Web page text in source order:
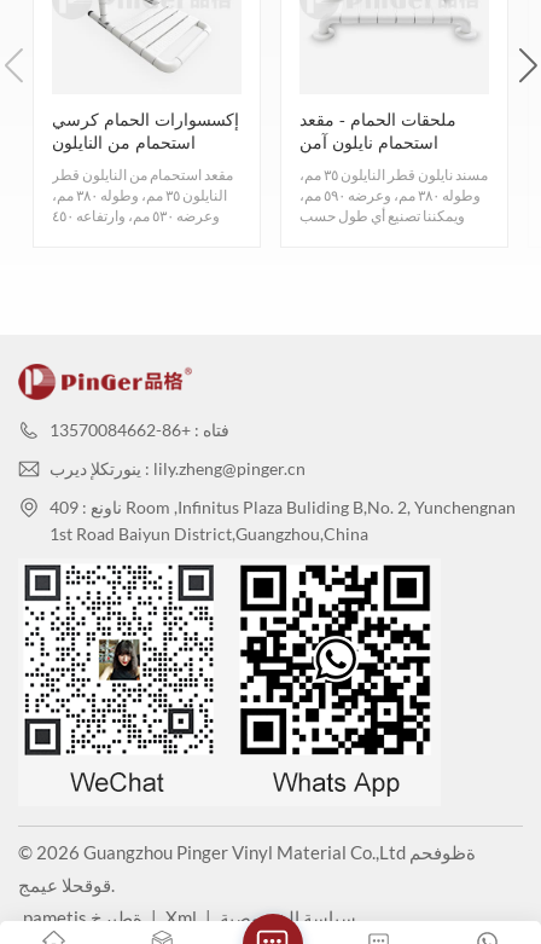
خصائص المنتج
1. حماية البيئة المضادة للبكتيريا
مضاد قوي للبكتيريا والفطريات، يمنع نمو الفطريات على سطح المواد، مادة
النايلون التي لا تحتوي على الرصاص وأي معادن أخرى وتضر بصحة الإنسان،
وهي صديقة للبيئة ويمكن إعادة تدويرها.
إكسسوارات الحمام كرسي
استحمام من النايلون
مقعد استحمام من النايلون قطر
النايلون ٣٥ مم، وطوله ٣٨٠ مم،
وعرضه ٥٣٠ مم، وارتفاعه ٤٥٠
ملحقات الحمام - مقعد
استحمام نايلون آمن
مسند نايلون قطر النايلون ٣٥ مم،
وطوله ٣٨٠ مم، وعرضه ٥٩٠ مم،
ويمكننا تصنيع أي طول حسب
فتاه : +86-13570084662
ينورتكلإ ديرب : lily.zheng@pinger.cn
ناونع : 409 Room ,Infinitus Plaza Buliding B,No. 2, Yunchengnan
1st Road Baiyun District,Guangzhou,China
© 2026 Guangzhou Pinger Vinyl Material Co.,Ltd ةظوفحم
قوقحلا عيمج.
pametis ةطيرخ | Xml | سياسة الخصوصية